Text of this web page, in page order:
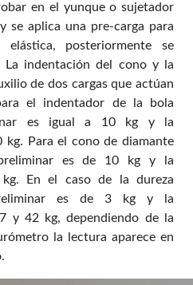
en el yunque o sujetador
se aplica una pre-carga para
posteriormente se
La indentación del cono y la
de dos cargas que actúan
el indentador de la bola
es igual a 10 kg y la
kg. Para el cono de diamante
es de 10 kg y la
En el caso de la dureza
es de 3 kg y la
y 42 kg, dependiendo de la
la lectura aparece en